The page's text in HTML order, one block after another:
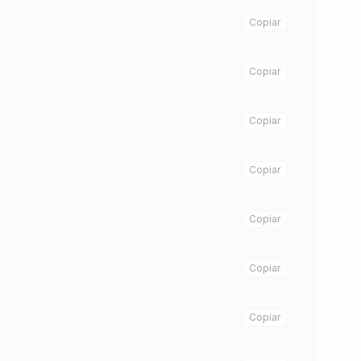
Copiar
Copiar
Copiar
Copiar
Copiar
Copiar
Copiar